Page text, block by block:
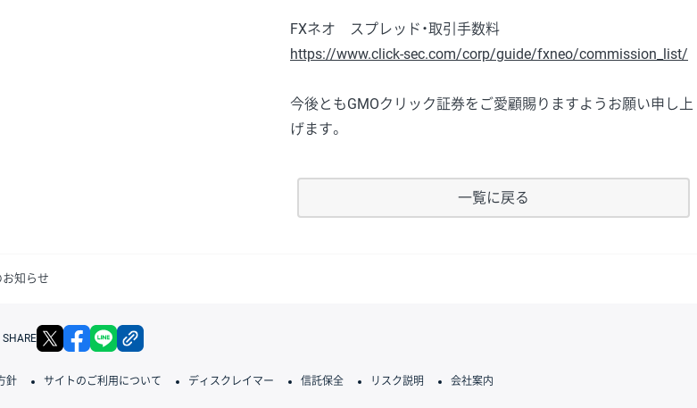
FXネオ スプレッド・取引手数料
https://www.click-sec.com/corp/guide/fxneo/commission_list/
今後ともGMOクリック証券をご愛顧賜りますようお願い申し上
げます。
一覧に戻る
お知らせ
SHARE X facebook
針 サイトのご利用について ディスクレイマー 信託保全 リスク説明 会社案内